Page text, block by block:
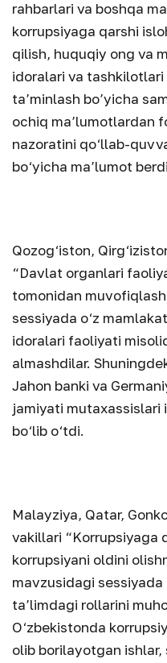
rahbarlari va boshqa
korrupsiyaga qarshi
qilish, huquqiy ong va
idoralari va
ta’minlash bo’yicha
ochiq ma’lumotlardan
nazoratini qo‘llab-
bo‘yicha ma’lumot
Qozog‘iston,
“Davlat organlari
tomonidan
sessiyada o‘z
idoralari faoliyati
almashdilar.
Jahon banki va
jamiyati mutaxassislari
bo‘lib o‘tdi.
Malayziya, Qatar,
vakillari “Korrupsiyaga
korrupsiyani oldini
mavzusidagi
ta’limdagi rollarini
O‘zbekistonda
olib borilayotgan